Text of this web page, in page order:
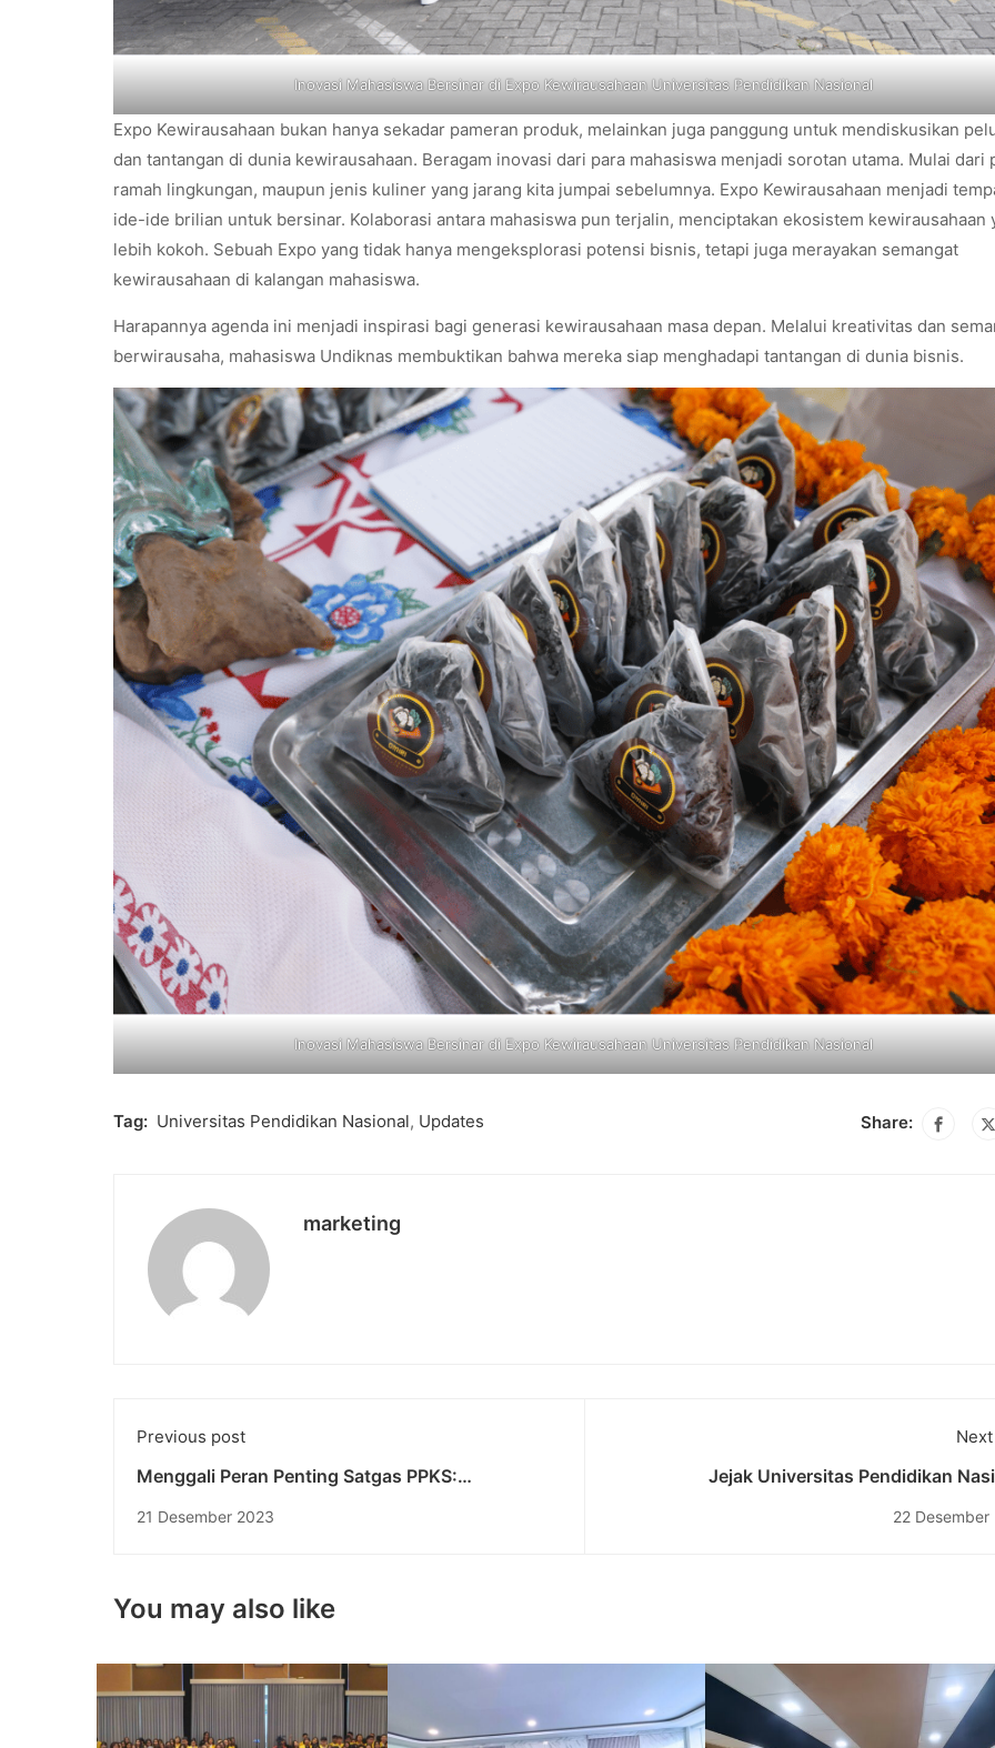
Inovasi Mahasiswa Bersinar di Expo Kewirausahaan Universitas Pendidikan Nasional
Expo Kewirausahaan bukan hanya sekadar pameran produk, melainkan juga panggung untuk mendiskusikan
dan tantangan di dunia kewirausahaan. Beragam inovasi dari para mahasiswa menjadi sorotan utama. Mulai dari
ramah lingkungan, maupun jenis kuliner yang jarang kita jumpai sebelumnya. Expo Kewirausahaan menjadi
ide-ide brilian untuk bersinar. Kolaborasi antara mahasiswa pun terjalin, menciptakan ekosistem kewirausahaan
lebih kokoh. Sebuah Expo yang tidak hanya mengeksplorasi potensi bisnis, tetapi juga merayakan semangat
kewirausahaan di kalangan mahasiswa.
Harapannya agenda ini menjadi inspirasi bagi generasi kewirausahaan masa depan. Melalui kreativitas dan
berwirausaha, mahasiswa Undiknas membuktikan bahwa mereka siap menghadapi tantangan di dunia bisnis.
Inovasi Mahasiswa Bersinar di Expo Kewirausahaan Universitas Pendidikan Nasional
Tag: Universitas Pendidikan Nasional, Updates Share:
marketing
Previous post
Menggali Peran Penting Satgas PPKS:
21 Desember 2023
Jejak Universitas Pendidikan
22 Desember
You may also like